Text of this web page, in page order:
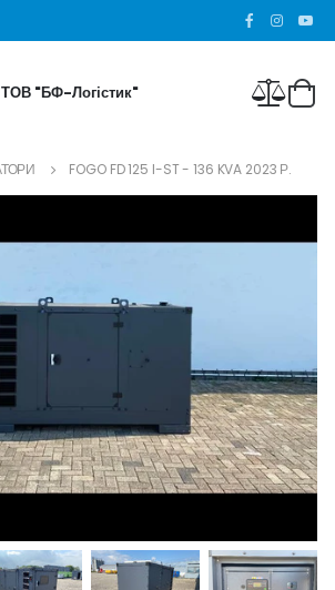
ТОВ "БФ-Логістик"
FOGO FD 125 I-ST - 136 KVA 2023 Р.